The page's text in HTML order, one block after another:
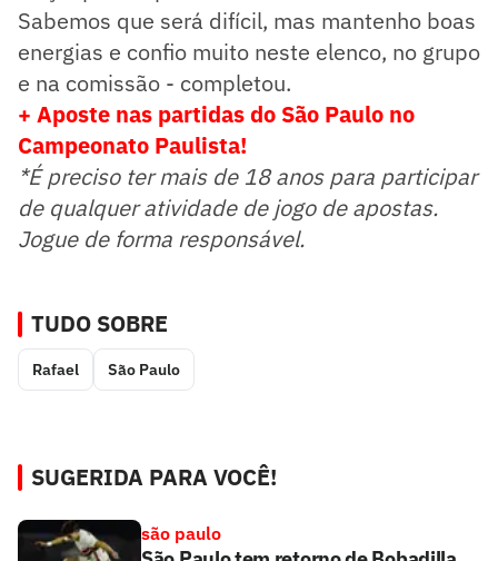
Sabemos que será difícil, mas mantenho boas
energias e confio muito neste elenco, no grupo
e na comissão - completou.
+ Aposte nas partidas do São Paulo no
Campeonato Paulista!
*É preciso ter mais de 18 anos para participar
de qualquer atividade de jogo de apostas.
Jogue de forma responsável.
TUDO SOBRE
Rafael São Paulo
SUGERIDA PARA VOCÊ!
são paulo